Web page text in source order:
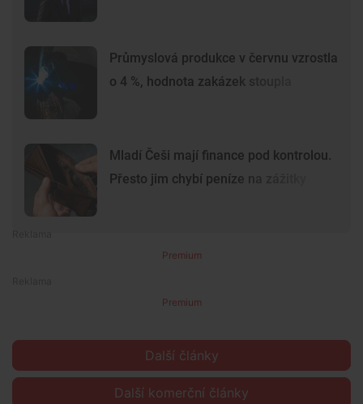
Průmyslová produkce v červnu vzrostla
o 4 %, hodnota zakázek stoupla
Mladí Češi mají finance pod kontrolou.
Přesto jim chybí peníze na zážitky
Premium
Premium
Další články
Další komerční články